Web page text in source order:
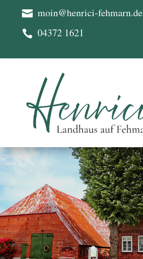
 moin@henrici-fehmarn.de
 04372 1621